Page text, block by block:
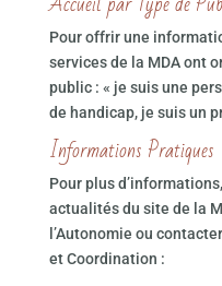
Pour offrir une
services de la MDA ont
public : « je suis une
de handicap, je suis un
Informations Pratiques
Pour plus
actualités du site de la
l’Autonomie ou
et Coordination :